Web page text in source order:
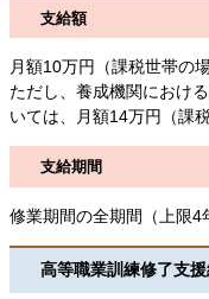
支給額
月額10万円（課税世帯の
ただし、養成機関におけ
いては、月額14万円（課
支給期間
修業期間の全期間（上限4
高等職業訓練修了支